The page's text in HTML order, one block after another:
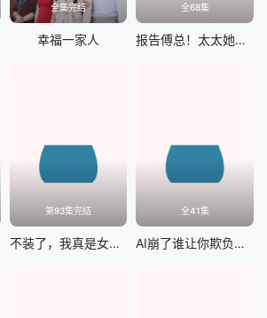
全集完结
幸福一家人
全68集
报告傅总！太太她又离家出走了
第93集完结
不装了，我真是女总裁
全41集
AI崩了谁让你欺负大叔的